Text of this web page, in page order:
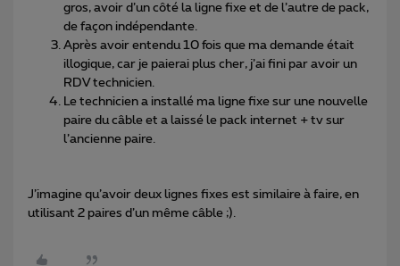
gros, avoir d’un côté la ligne fixe et de l’autre de pack,
de façon indépendante.
Après avoir entendu 10 fois que ma demande était
illogique, car je paierai plus cher, j’ai fini par avoir un
RDV technicien.
Le technicien a installé ma ligne fixe sur une nouvelle
paire du câble et a laissé le pack internet + tv sur
l’ancienne paire.
J’imagine qu’avoir deux lignes fixes est similaire à faire, en
utilisant 2 paires d’un même câble ;).